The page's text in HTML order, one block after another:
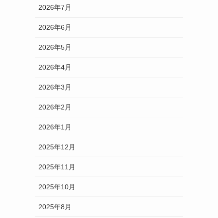
2026年7月
2026年6月
2026年5月
2026年4月
2026年3月
2026年2月
2026年1月
2025年12月
2025年11月
2025年10月
2025年8月